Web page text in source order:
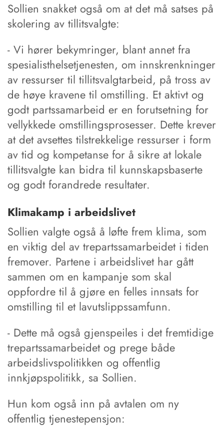
Sollien snakket også om at det må satses på
skolering av tillitsvalgte:
- Vi hører bekymringer, blant annet fra
spesialisthelsetjenesten, om innskrenkninger
av ressurser til tillitsvalgtarbeid, på tross av
de høye kravene til omstilling. Et aktivt og
godt partssamarbeid er en forutsetning for
vellykkede omstillingsprosesser. Dette krever
at det avsettes tilstrekkelige ressurser i form
av tid og kompetanse for å sikre at lokale
tillitsvalgte kan bidra til kunnskapsbaserte
og godt forandrede resultater.
Klimakamp i arbeidslivet
Sollien valgte også å løfte frem klima, som
en viktig del av trepartssamarbeidet i tiden
fremover. Partene i arbeidslivet har gått
sammen om en kampanje som skal
oppfordre til å gjøre en felles innsats for
omstilling til et lavutslippssamfunn.
- Dette må også gjenspeiles i det fremtidige
trepartssamarbeidet og prege både
arbeidslivspolitikken og offentlig
innkjøpspolitikk, sa Sollien.
Hun kom også inn på avtalen om ny
offentlig tjenestepensjon: